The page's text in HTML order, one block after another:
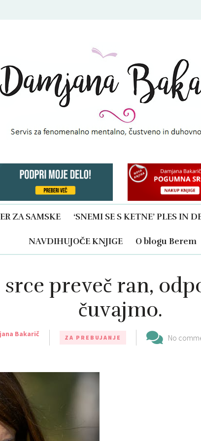
ZA SAMSKE ‘SNEMI SE S KETNE’ PLES IN
NAVDIHUJOČE KNJIGE O blogu Berem
preveč ran,
čuvajmo.
Bakarič ZA PREBUJANJE No